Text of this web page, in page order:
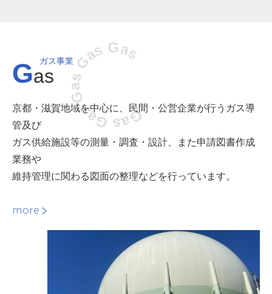
Gas Gas Gas Gas Gas
Gas
ガス事業
京都・滋賀地域を中心に、民間・公営企業が行うガス導
管及び
ガス供給施設等の測量・調査・設計、また申請図書作成
業務や
維持管理に関わる図面の整理などを行っています。
more